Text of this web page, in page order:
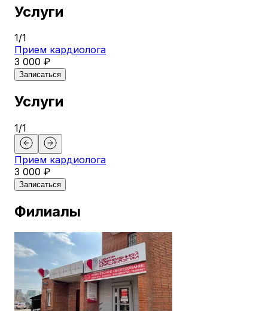
Услуги
1/1
Прием кардиолога
3 000 ₽
Записаться
Услуги
1/1
Прием кардиолога
3 000 ₽
Записаться
Филиалы